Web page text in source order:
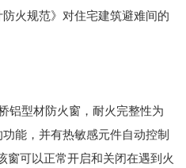
火规范》对住宅建筑避难间的
铝型材防火窗，耐火完整性为
能，并有热敏感元件自动控制
窗可以正常开启和关闭在遇到火